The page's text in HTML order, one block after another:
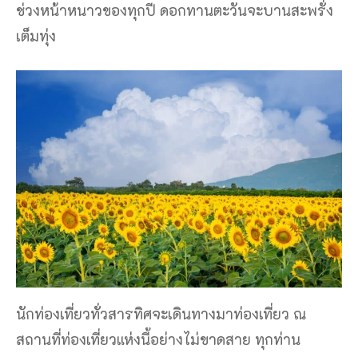
ช่วงหน้าหนาวของทุกปี ดอกทานตะวันจะบานสะพรั่ง
เต็มทุ่ง
นักท่องเที่ยวทั่วสารทิศจะเดินทางมาท่องเที่ยว ณ
สถานที่ท่องเที่ยวแห่งนี้อย่างไม่ขาดสาย ทุกท่าน